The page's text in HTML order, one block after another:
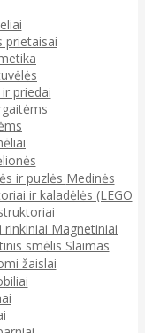
prietaisai
priedai
ir puzlės Medinės
ir kaladėlės (LEGO
rinkiniai Magnetiniai
smėlis Slaimas
žaislai